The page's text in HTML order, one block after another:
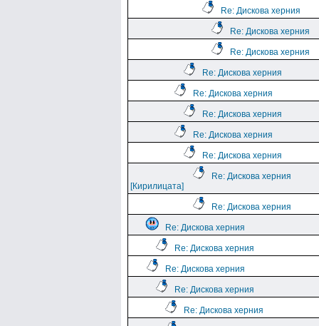
Re: Дискова херния
Re: Дискова херния
Re: Дискова херния
Re: Дискова херния
Re: Дискова херния
Re: Дискова херния
Re: Дискова херния
Re: Дискова херния
Re: Дискова херния
[Кирилицата]
Re: Дискова херния
Re: Дискова херния
Re: Дискова херния
Re: Дискова херния
Re: Дискова херния
Re: Дискова херния